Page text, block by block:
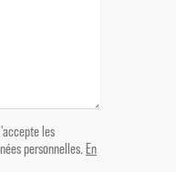
les
personnelles. En